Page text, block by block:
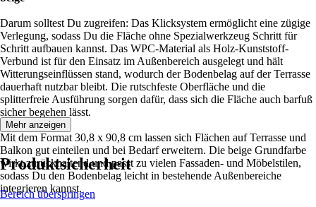
Darum solltest Du zugreifen: Das Klicksystem ermöglicht eine zügige
Verlegung, sodass Du die Fläche ohne Spezialwerkzeug Schritt für
Schritt aufbauen kannst. Das WPC-Material als Holz-Kunststoff-
Verbund ist für den Einsatz im Außenbereich ausgelegt und hält
Witterungseinflüssen stand, wodurch der Bodenbelag auf der Terrasse
dauerhaft nutzbar bleibt. Die rutschfeste Oberfläche und die
splitterfreie Ausführung sorgen dafür, dass sich die Fläche auch barfuß
sicher begehen lässt.
Mit dem Format 30,8 x 90,8 cm lassen sich Flächen auf Terrasse und
Balkon gut einteilen und bei Bedarf erweitern. Die beige Grundfarbe
wirkt zurückhaltend und passt zu vielen Fassaden- und Möbelstilen,
sodass Du den Bodenbelag leicht in bestehende Außenbereiche
integrieren kannst.
Mehr anzeigen
Produktsicherheit
Bereich überspringen